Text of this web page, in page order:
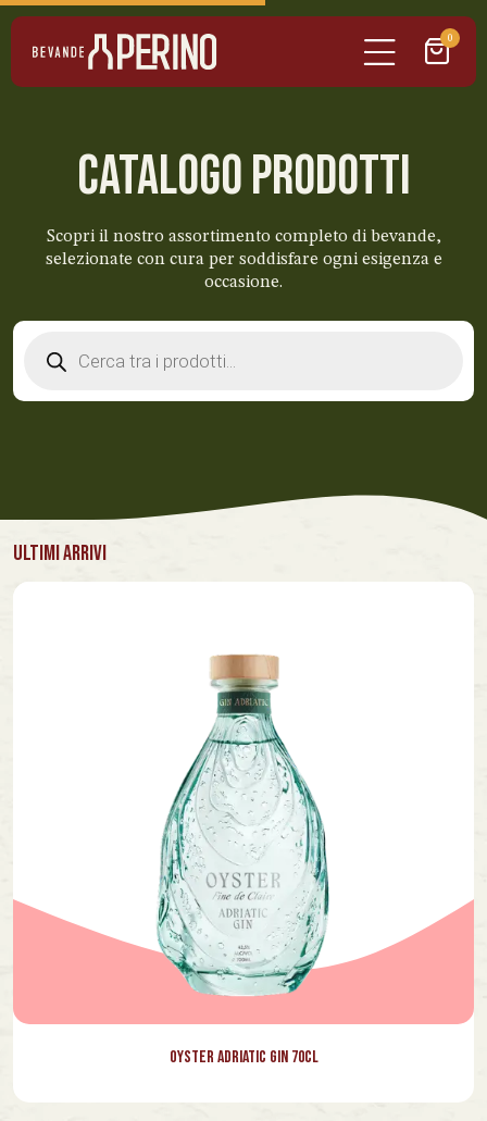
0
CATALOGO PRODOTTI
Scopri il nostro assortimento completo di bevande,
selezionate con cura per soddisfare ogni esigenza e
occasione.
search
ULTIMI ARRIVI
Oyster Adriatic Gin 70cl